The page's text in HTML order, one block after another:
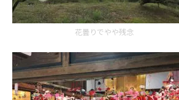
花曇りでやや残念